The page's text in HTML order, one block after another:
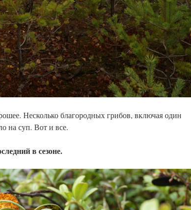
Несколько благородных грибов, включая один
на суп. Вот и все.
в сезоне.